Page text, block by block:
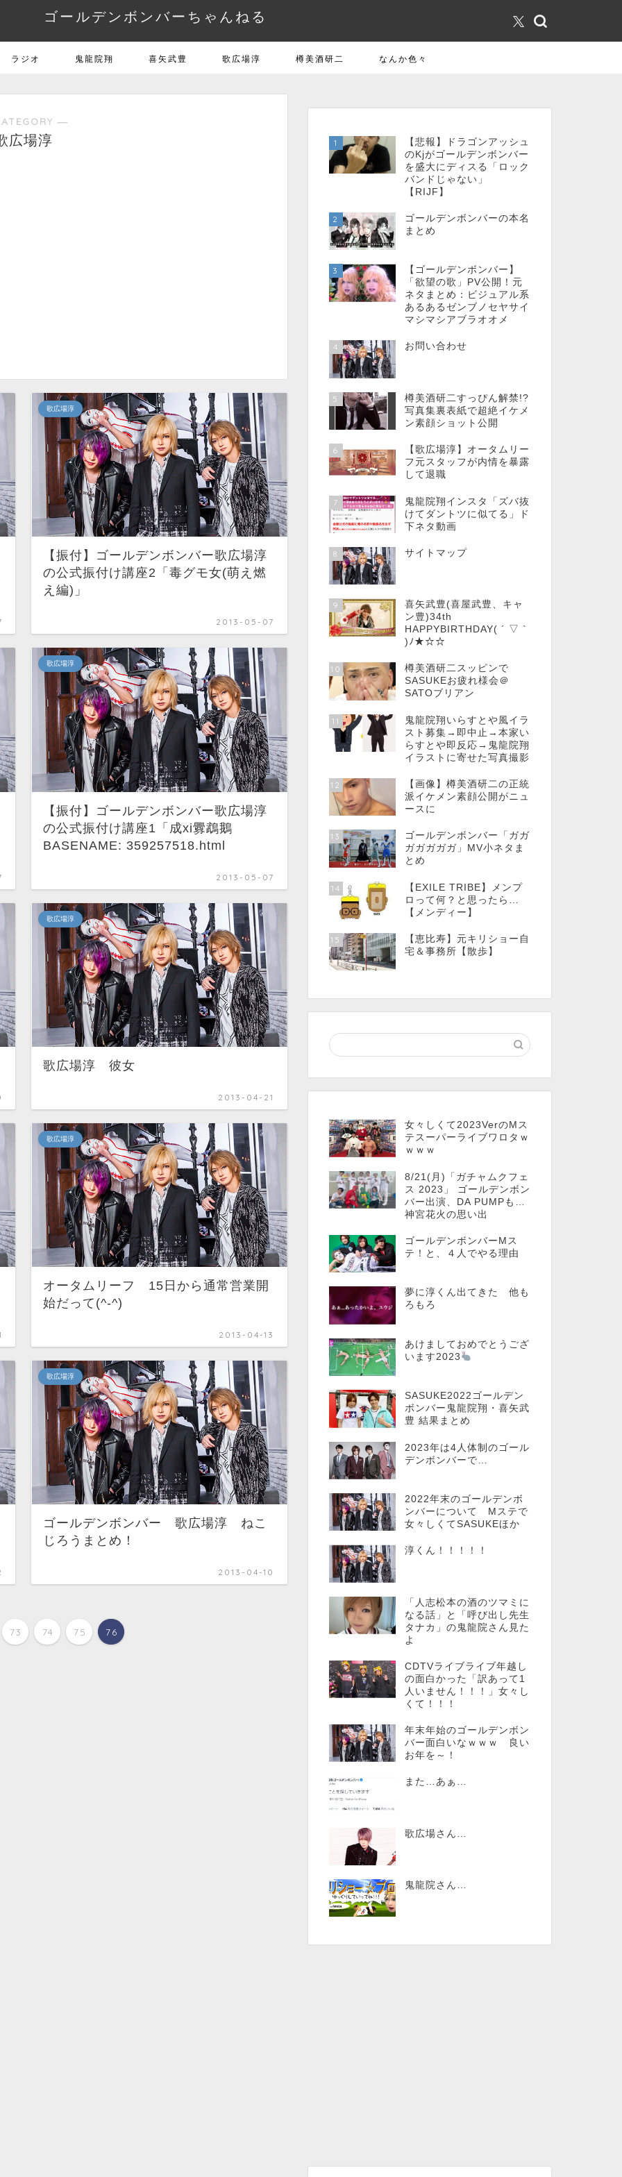
ゴールデンボンバーちゃんねる
ラジオ 鬼龍院翔 喜矢武豊 歌広場淳 樽美酒研二 なんか色々
―
広場淳
歌広場淳
【振付】ゴールデンボンバー歌広場淳
の公式振付け講座2「毒グモ女(萌え燃
え編)」
2013-05-07
歌広場淳
【振付】ゴールデンボンバー歌広場淳
の公式振付け講座1「成xi釁鵡鵝
BASENAME: 359257518.html
2013-05-07
歌広場淳
歌広場淳 彼女
2013-04-21
歌広場淳
オータムリーフ 15日から通常営業開
始だって(^-^)
2013-04-13
歌広場淳
ゴールデンボンバー 歌広場淳 ねこ
じろうまとめ！
2013-04-10
73 74 75 76
1
【悲報】ドラゴンアッシュ
のKjがゴールデンボンバー
を盛大にディスる「ロック
バンドじゃない」
【RIJF】
2
ゴールデンボンバーの本名
まとめ
3
【ゴールデンボンバー】
「欲望の歌」PV公開！元
ネタまとめ：ビジュアル系
あるあるゼンブノセヤサイ
マシマシアブラオオメ
4 お問い合わせ
5
樽美酒研二すっぴん解禁!?
写真集裏表紙で超絶イケメ
ン素顔ショット公開
6
【歌広場淳】オータムリー
フ元スタッフが内情を暴露
して退職
7
鬼龍院翔インスタ「ズバ抜
けてダントツに似てる」ド
下ネタ動画
8 サイトマップ
9
喜矢武豊(喜屋武豊、キャ
ン豊)34th
HAPPYBIRTHDAY( ´ ▽ `
)ﾉ★☆☆
10
樽美酒研二スッピンで
SASUKEお疲れ様会＠
SATOブリアン
11
鬼龍院翔いらすとや風イラ
スト募集→即中止→本家い
らすとや即反応→鬼龍院翔
イラストに寄せた写真撮影
12
【画像】樽美酒研二の正統
派イケメン素顔公開がニュ
ースに
13
ゴールデンボンバー「ガガ
ガガガガガ」MV小ネタま
とめ
14
【EXILE TRIBE】メンプ
ロって何？と思ったら…
【メンディー】
15
【恵比寿】元キリショー自
宅＆事務所【散歩】
女々しくて2023VerのMス
テスーパーライブワロタｗ
ｗｗｗ
8/21(月)「ガチャムクフェ
ス 2023」 ゴールデンボン
バー出演、DA PUMPも…
神宮花火の思い出
ゴールデンボンバーMス
テ！と、４人でやる理由
夢に淳くん出てきた 他も
ろもろ
あけましておめでとうござ
います2023
SASUKE2022ゴールデン
ボンバー鬼龍院翔・喜矢武
豊 結果まとめ
2023年は4人体制のゴール
デンボンバーで…
2022年末のゴールデンボ
ンバーについて Mステで
女々しくてSASUKEほか
淳くん！！！！！
「人志松本の酒のツマミに
なる話」と「呼び出し先生
タナカ」の鬼龍院さん見た
よ
CDTVライブライブ年越し
の面白かった「訳あって1
人いません！！！」女々し
くて！！！
年末年始のゴールデンボン
バー面白いなｗｗｗ 良い
お年を～！
また…あぁ…
歌広場さん…
鬼龍院さん…